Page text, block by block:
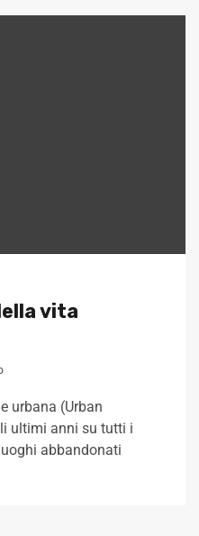
vita
urbana (Urban
ultimi anni su tutti i
abbandonati